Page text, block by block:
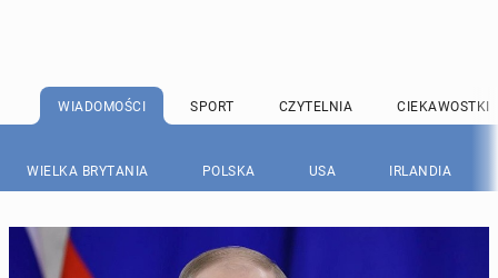
WIADOMOŚCI SPORT CZYTELNIA CIEKAWOSTKI
WIELKA BRYTANIA POLSKA USA IRLANDIA